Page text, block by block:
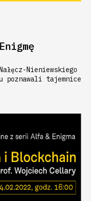
Nieniewskiego
tajemnice